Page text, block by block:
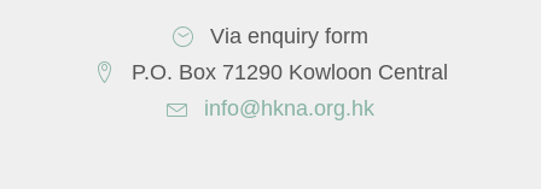
Via enquiry form
P.O. Box 71290 Kowloon Central
info@hkna.org.hk